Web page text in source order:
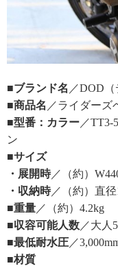
■ブランド名 ／DOD（
■商品名 ／ライダーズ
■型番：カラー ／TT3-
ン
■サイズ
・展開時／（約）
・収納時／（約）直径
■重量 ／（約）4.2kg
■収容可能人数 ／大人
■最低耐水圧 ／
■材質